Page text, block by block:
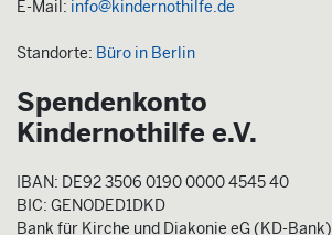
E-Mail: info@kindernothilfe.de
Standorte: Büro in Berlin
Spendenkonto
Kindernothilfe e.V.
IBAN: DE92 3506 0190 0000 4545 40
BIC: GENODED1DKD
Bank für Kirche und Diakonie eG (KD-Bank)